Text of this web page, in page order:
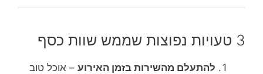
3 טעויות נפוצות שממש שוות כסף
להתעלם מהשירות בזמן האירוע – אוכל טוב